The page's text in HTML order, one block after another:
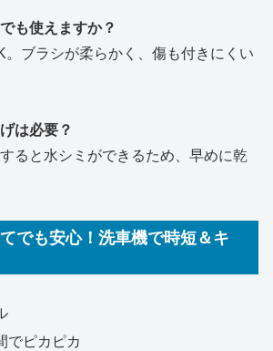
も使えますか？
ブラシが柔らかく、傷も付きにくい
は必要？
ると水シミができるため、早めに乾
でも安心！洗車機で時短＆キ
でピカピカ